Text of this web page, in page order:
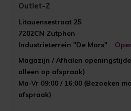
Outlet-Z
Litauensestraat 25
7202CN Zutphen
Industrieterrein "De Mars"
Magazijn / Afhalen
alleen op afspraak)
Ma-Vr 09:00 / 16:00 (Bezoeken
afspraak)